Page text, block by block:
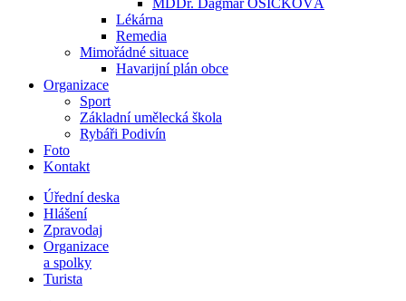
MDDr. Dagmar OSIČKOVÁ
Lékárna
Remedia
Mimořádné situace
Havarijní plán obce
Organizace
Sport
Základní umělecká škola
Rybáři Podivín
Foto
Kontakt
Úřední deska
Hlášení
Zpravodaj
Organizace
a spolky
Turista